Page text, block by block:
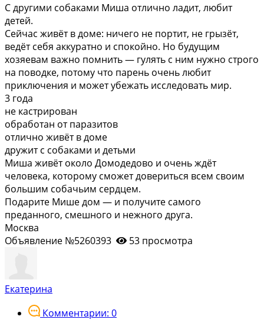
С другими собаками Миша отлично ладит, любит
детей.
Сейчас живёт в доме: ничего не портит, не грызёт,
ведёт себя аккуратно и спокойно. Но будущим
хозяевам важно помнить — гулять с ним нужно строго
на поводке, потому что парень очень любит
приключения и может убежать исследовать мир.
3 года
не кастрирован
обработан от паразитов
отлично живёт в доме
дружит с собаками и детьми
Миша живёт около Домодедово и очень ждёт
человека, которому сможет довериться всем своим
большим собачьим сердцем.
Подарите Мише дом — и получите самого
преданного, смешного и нежного друга.
Москва
Объявление №5260393
53 просмотра
Екатерина
Комментарии: 0